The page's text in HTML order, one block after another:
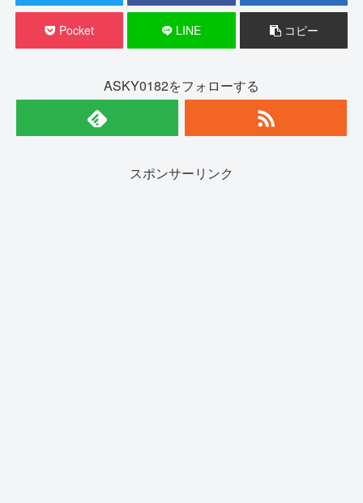
Pocket LINE コピー
ASKY0182をフォローする
スポンサーリンク